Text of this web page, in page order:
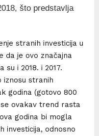
što predstavlja
stranih investicija u
da je ovo značajna
i 2018. i 2017.
iznosu stranih
godina (gotovo 800
ovakav trend rasta
godina bi mogla
investicija, odnosno